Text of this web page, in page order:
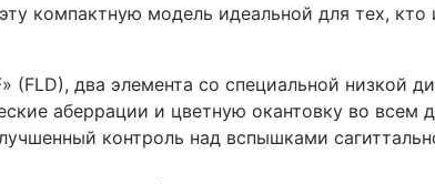
компактную модель идеальной для тех,
(FLD), два элемента со специальной низкой
аберрации и цветную окантовку во всем
контроль над вспышками